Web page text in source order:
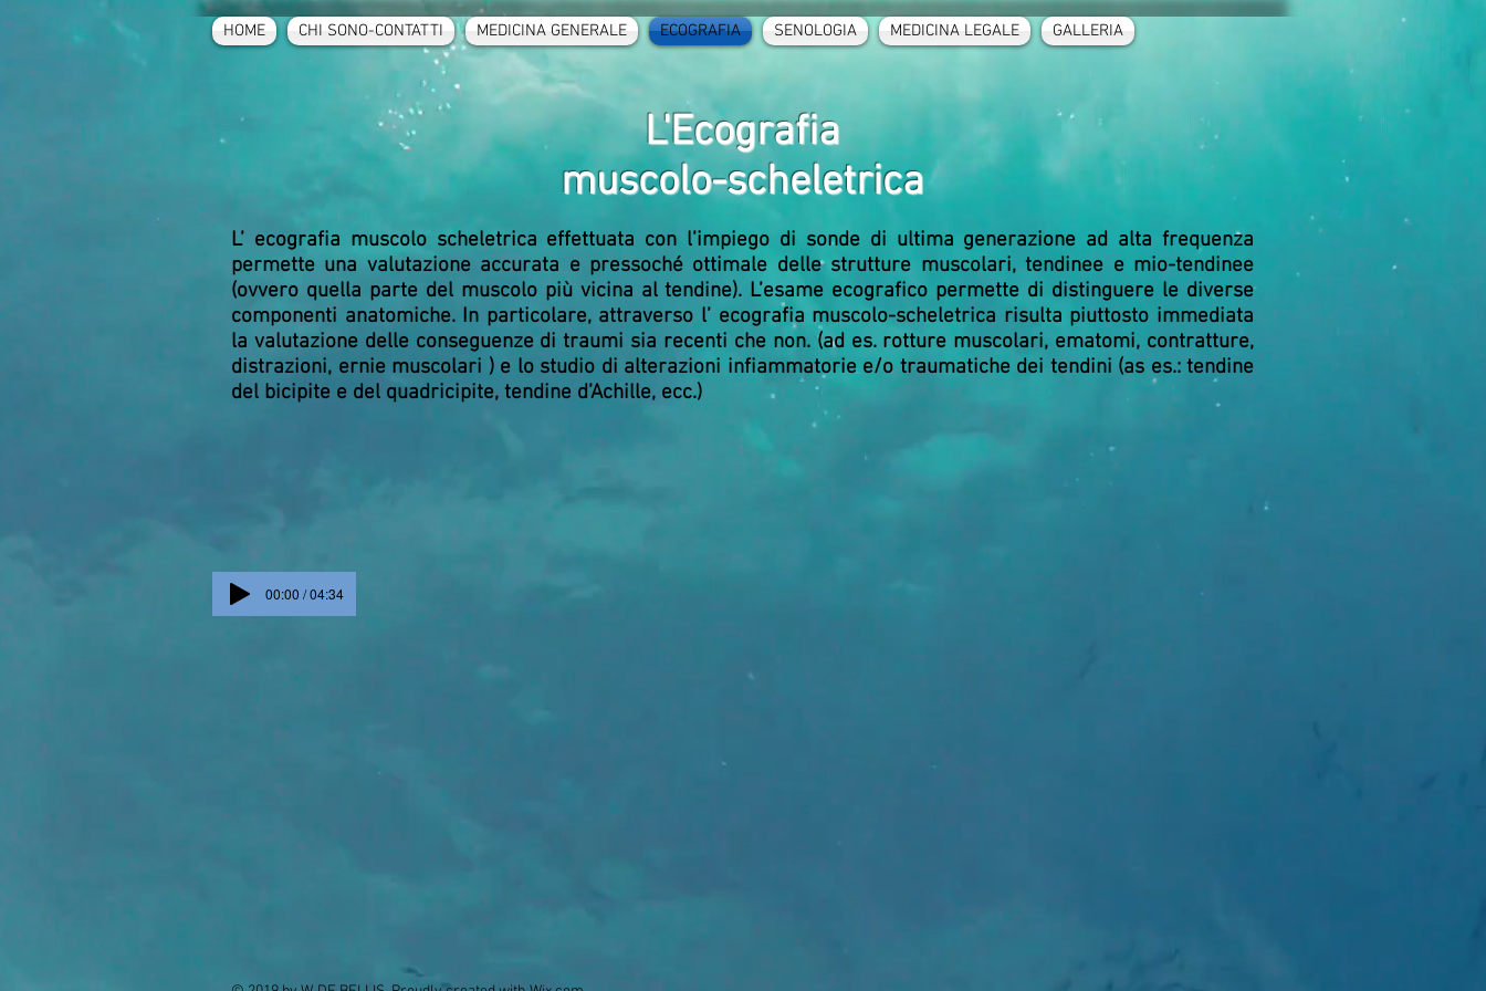
HOME CHI SONO-CONTATTI MEDICINA GENERALE ECOGRAFIA SENOLOGIA MEDICINA LEGALE GALLERIA
L'Ecografia
muscolo-scheletrica
L’ ecografia muscolo scheletrica effettuata con l’impiego di sonde di ultima generazione ad alta frequenza
permette una valutazione accurata e pressoché ottimale delle strutture muscolari, tendinee e mio-tendinee
(ovvero quella parte del muscolo più vicina al tendine). L’esame ecografico permette di distinguere le diverse
componenti anatomiche. In particolare, attraverso l’ ecografia muscolo-scheletrica risulta piuttosto immediata
la valutazione delle conseguenze di traumi sia recenti che non. (ad es. rotture muscolari, ematomi, contratture,
distrazioni, ernie muscolari ) e lo studio di alterazioni infiammatorie e/o traumatiche dei tendini (as es.: tendine
del bicipite e del quadricipite, tendine d’Achille, ecc.)
00:00 / 04:34